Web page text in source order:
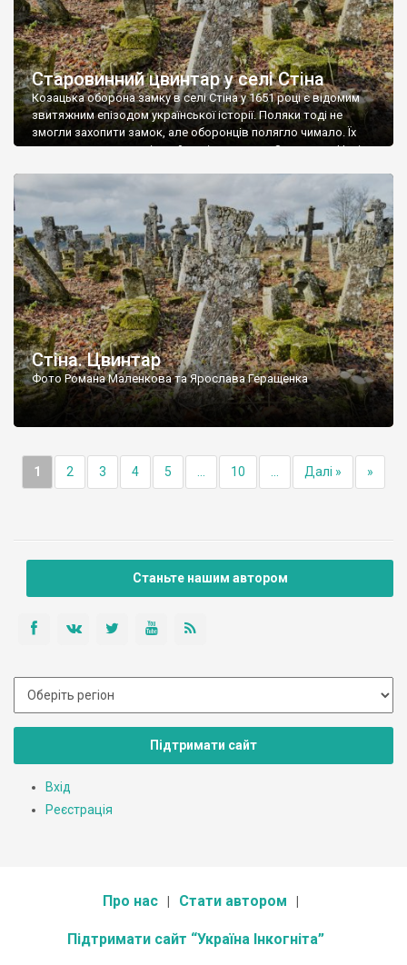
Старовинний цвинтар у селі Стіна
Козацька оборона замку в селі Стіна у 1651 році є відомим
звитяжним епізодом української історії. Поляки тоді не
змогли захопити замок, але оборонців полягло чимало. Їх
поховали на цвинтарі, який тоді називався Замковим. Нині на
ньому чимало хрестів 19 століття, є такі, де епітафії стер […]
Стіна. Цвинтар
Фото Романа Маленкова та Ярослава Геращенка
1 2 3 4 5 10 Далі » »
Станьте нашим автором
Підтримати сайт
Вхід
Реєстрація
Про нас Стати автором
Підтримати сайт “Україна Інкогніта”